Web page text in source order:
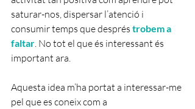
saturar-nos, dispersar l’atenció i
consumir temps que després trobem a
faltar. No tot el que és interessant és
important ara.
Aquesta idea m’ha portat a interessar-me
pel que es coneix com a